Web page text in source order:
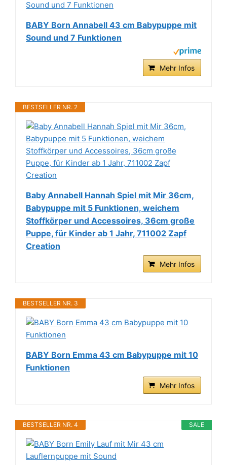
BABY Born Annabell 43 cm Babypuppe mit
Sound und 7 Funktionen
Mehr Infos
BESTSELLER NR. 2
Baby Annabell Hannah Spiel mit Mir 36cm,
Babypuppe mit 5 Funktionen, weichem
Stoffkörper und Accessoires, 36cm große
Puppe, für Kinder ab 1 Jahr, 711002 Zapf
Creation
Mehr Infos
BESTSELLER NR. 3
BABY Born Emma 43 cm Babypuppe mit 10
Funktionen
Mehr Infos
SALE
BESTSELLER NR. 4